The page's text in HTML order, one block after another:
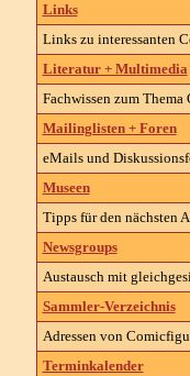
Links
Links zu interessanten
Literatur + Multimedia
Fachwissen zum Thema
Mailinglisten + Foren
eMails und
Museen
Tipps für den nächsten
Newsgroups
Austausch mit
Sammler-Verzeichnis
Adressen von
Terminkalender